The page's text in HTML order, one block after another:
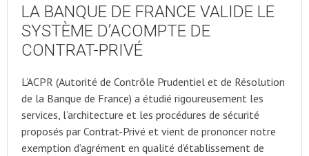
LA BANQUE DE FRANCE VALIDE LE
SYSTÈME D’ACOMPTE DE
CONTRAT-PRIVÉ
L’ACPR (Autorité de Contrôle Prudentiel et de Résolution
de la Banque de France) a étudié rigoureusement les
services, l’architecture et les procédures de sécurité
proposés par Contrat-Privé et vient de prononcer notre
exemption d’agrément en qualité d’établissement de